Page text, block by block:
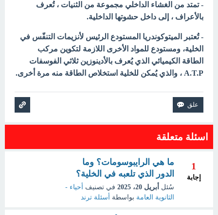
- تمتد من الغشاء الداخلي مجموعة من الثنيات ، تُعرف
بالأعراف ، إلى داخل حشوتها الداخلية.
- تُعتبر الميتوكوندريا المستودع الرئيس لأنزيمات التنفّس في
الخلية، ومستودع للمواد الأخرى اللازمة لتكوين مركب
الطاقة الكيميائي الذي يُعرف بالأدينوزين ثلاثي الفوسفات
A.T.P ، والذي يُمكن للخلية استخلاص الطاقة منه مرة أخرى.
اسئلة متعلقة
1
إجابة
ما هي الرايبوسومات؟ وما
الدور الذي تلعبه في الخلية؟
سُئل أبريل 20، 2025 في تصنيف
أحياء -
الثانوية العامة بواسطة أسئلة ترند